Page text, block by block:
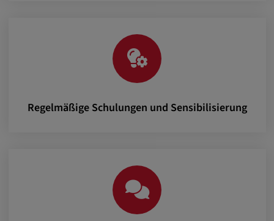
Regelmäßige Schulungen und Sensibilisierung
Diese Cookies werden genutzt, um das
Verhalten der Besucher auf der Website
Cookie Laufzeit: